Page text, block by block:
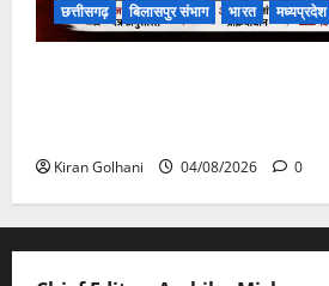
छत्तीसगढ़ बिलासपुर संभाग भारत मध्यप्रदेश
Kiran Golhani 04/08/2026 0